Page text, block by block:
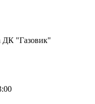
ДК "Газовик"